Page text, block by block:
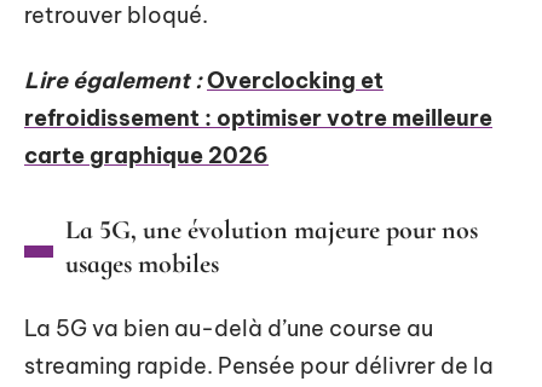
retrouver bloqué.
Lire également :Overclocking et
refroidissement : optimiser votre meilleure
carte graphique 2026
La 5G, une évolution majeure pour nos
usages mobiles
La 5G va bien au-delà d’une course au
streaming rapide. Pensée pour délivrer de la